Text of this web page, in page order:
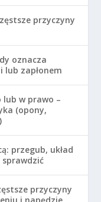
przyczyny
oznacza
lub zapłonem
lub w prawo –
(opony,
przegub, układ
przyczyny